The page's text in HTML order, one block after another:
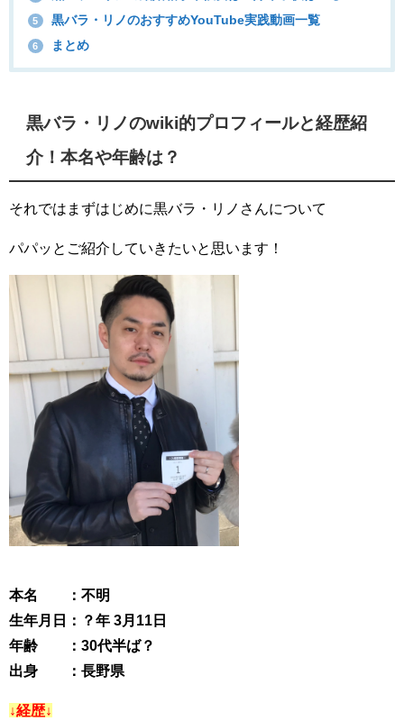
5 黒バラ・リノのおすすめYouTube実践動画一覧
6 まとめ
黒バラ・リノのwiki的プロフィールと経歴紹
介！本名や年齢は？
それではまずはじめに黒バラ・リノさんについて
パパッとご紹介していきたいと思います！
本名 ：不明
生年月日：？年 3月11日
年齢 ：30代半ば？
出身 ：長野県
↓経歴↓